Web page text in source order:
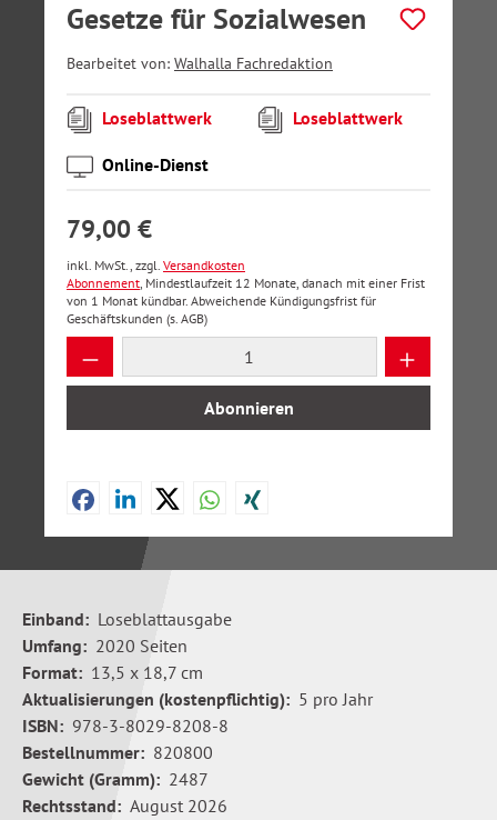
Gesetze für Sozialwesen
Bearbeitet von: Walhalla Fachredaktion
Loseblattwerk Loseblattwerk
Online-Dienst
79,00 €
inkl. MwSt., zzgl. Versandkosten
Abonnement, Mindestlaufzeit 12 Monate, danach mit einer Frist
von 1 Monat kündbar. Abweichende Kündigungsfrist für
Geschäftskunden (s. AGB)
Produkt Anzahl: Gib den gewünschten
Abonnieren
Einband: Loseblattausgabe
Umfang: 2020 Seiten
Format: 13,5 x 18,7 cm
Aktualisierungen (kostenpflichtig): 5 pro Jahr
ISBN: 978-3-8029-8208-8
Bestellnummer: 820800
Gewicht (Gramm): 2487
Rechtsstand: August 2026